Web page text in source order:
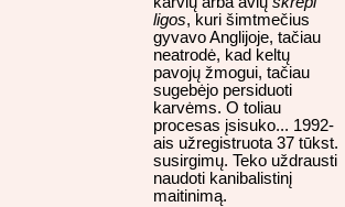
ligos, kuri šimtmečius
gyvavo Anglijoje, tačiau
neatrodė, kad keltų
pavojų žmogui, tačiau
sugebėjo persiduoti
karvėms. O toliau
procesas įsisuko... 1992-
ais užregistruota 37 tūkst.
susirgimų. Teko uždrausti
naudoti kanibalistinį
maitinimą.